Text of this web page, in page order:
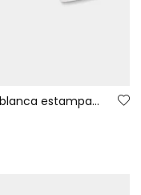
Camiseta punto niña blanca estampado "Fleurs club"